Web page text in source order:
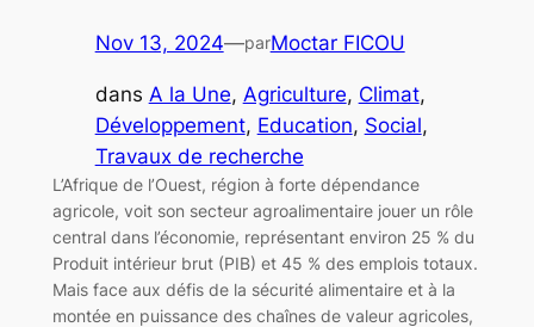
Nov 13, 2024—parMoctar FICOU
dans A la Une, Agriculture, Climat
Développement, Education, Social
Travaux de recherche
L’Afrique de l’Ouest, région à forte dépendance
agricole, voit son secteur agroalimentaire jouer un rôle
central dans l’économie, représentant environ 25 % du
Produit intérieur brut (PIB) et 45 % des emplois totaux.
Mais face aux défis de la sécurité alimentaire et à la
montée en puissance des chaînes de valeur agricoles,